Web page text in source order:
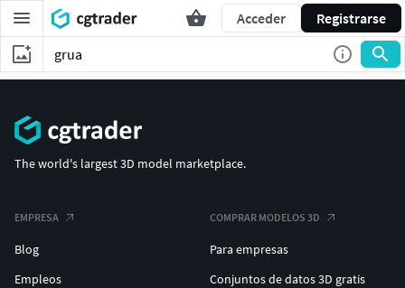
Acceder Registrarse
The world's largest 3D model marketplace.
EMPRESA
Blog
Empleos
COMPRAR MODELOS 3D
Para empresas
Conjuntos de datos 3D gratis